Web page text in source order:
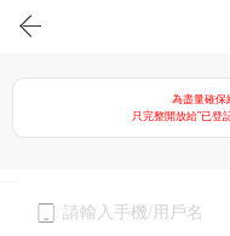
為盡量確保
只完整開放給”已登